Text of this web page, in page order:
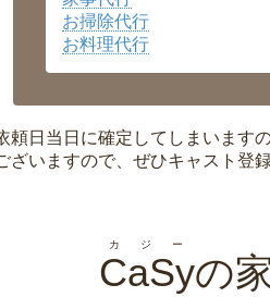
お掃除代行
お料理代行
頼日当日に確定してしまいます
ざいますので、ぜひキャスト登
CaSy
カジー
の